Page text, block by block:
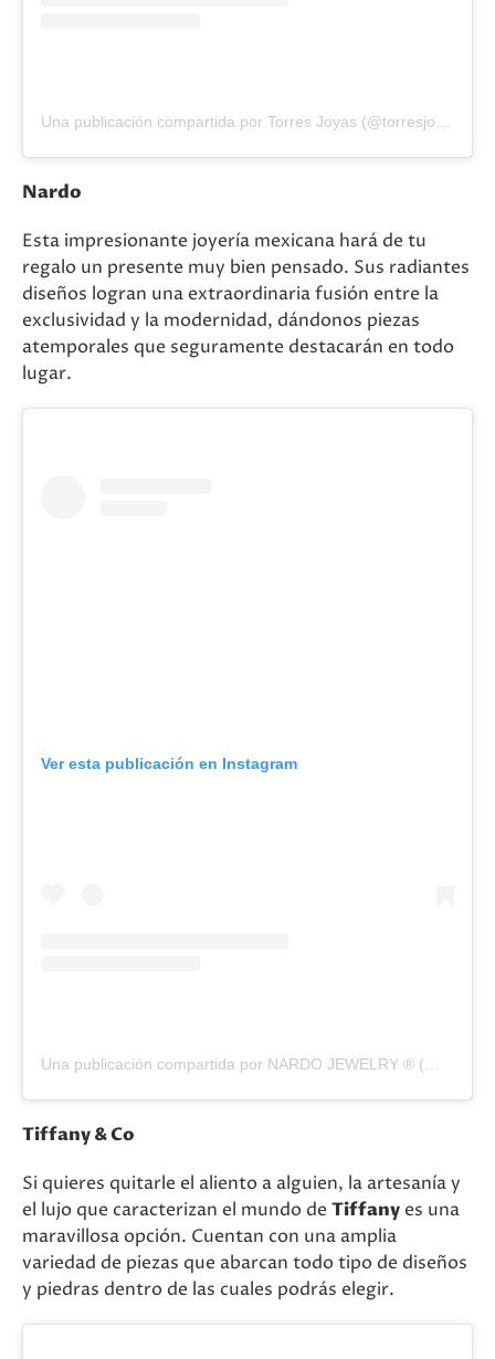
Nardo
Esta impresionante joyería mexicana hará de tu
regalo un presente muy bien pensado. Sus radiantes
diseños logran una extraordinaria fusión entre la
exclusividad y la modernidad, dándonos piezas
atemporales que seguramente destacarán en todo
lugar.
Ver esta publicación en Instagram
Tiffany & Co
Si quieres quitarle el aliento a alguien, la artesanía y
el lujo que caracterizan el mundo deTiffany es una
maravillosa opción. Cuentan con una amplia
variedad de piezas que abarcan todo tipo de diseños
y piedras dentro de las cuales podrás elegir.